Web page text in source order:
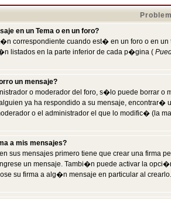
en un Tema o en un foro?
correspondiente cuando est� en un foro o en
listados en la parte inferior de cada p�gina (
un mensaje?
o moderador del foro, s�lo puede borrar o
ya ha respondido a su mensaje, encontrar�
o el administrador el que lo modific� (la
a mis mensajes?
sus mensajes primero tiene que crear una firma
un mensaje. Tambi�n puede activar la
su firma a alg�n mensaje en particular al crearlo.